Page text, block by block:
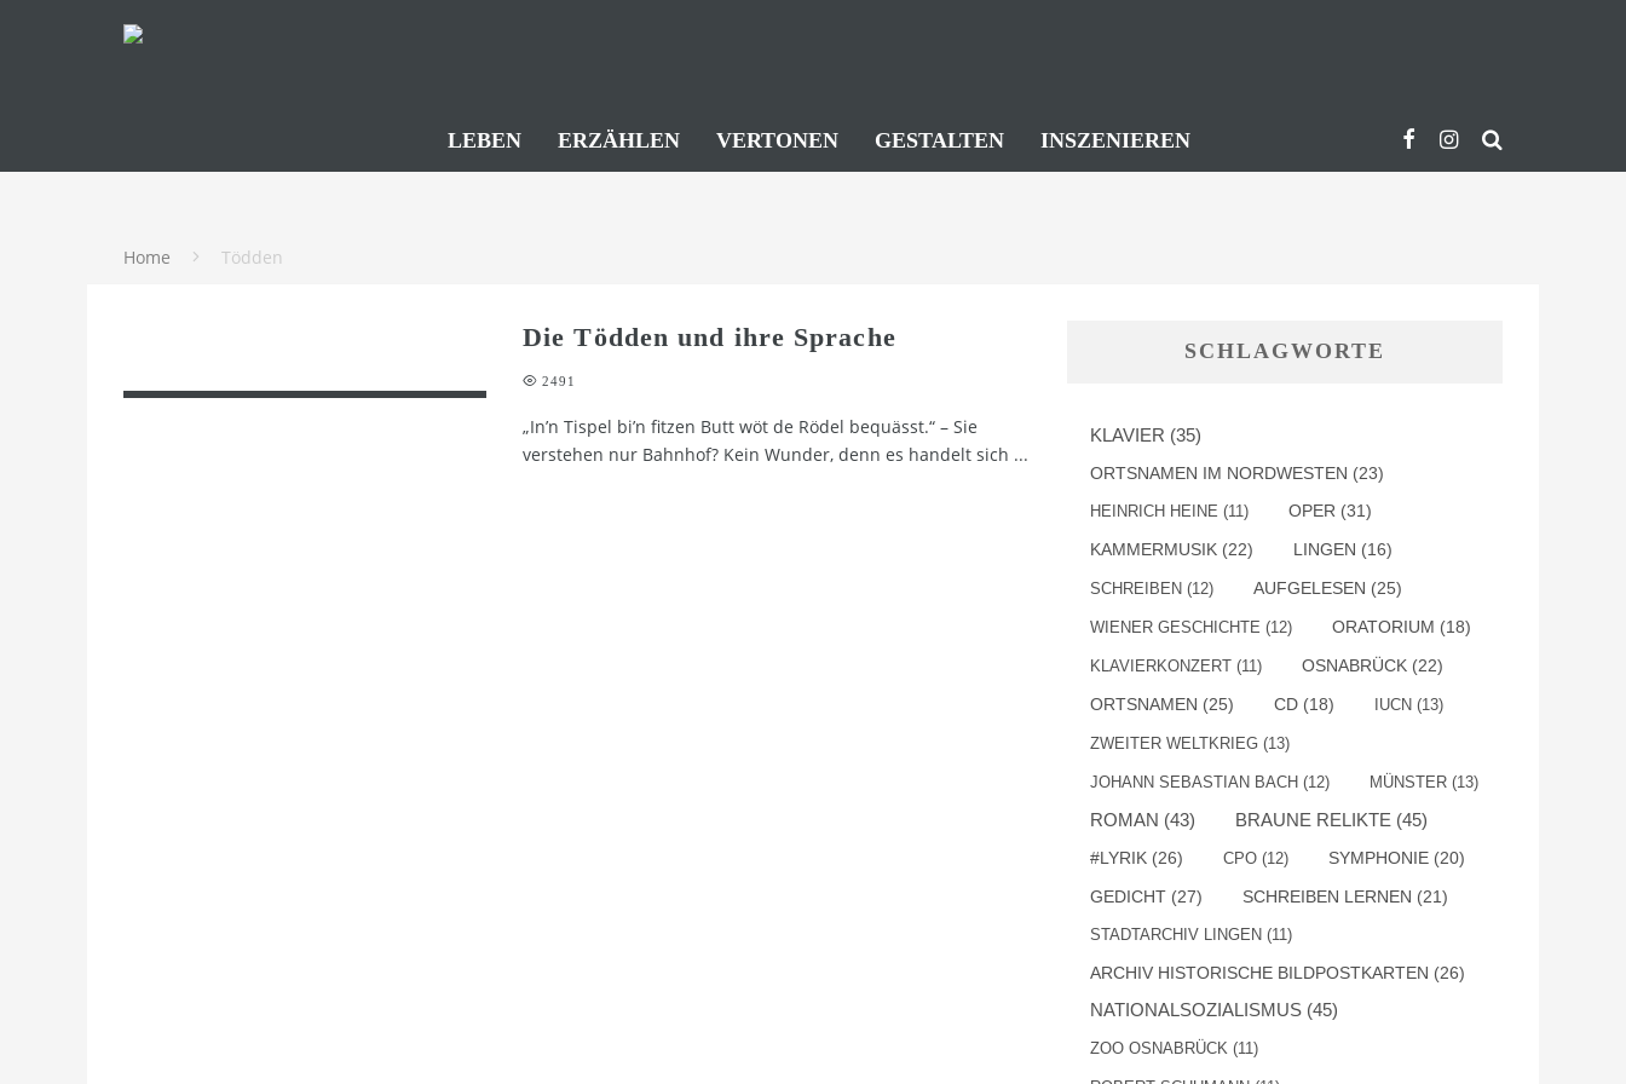
LEBEN ERZÄHLEN VERTONEN GESTALTEN INSZENIEREN
Home Tödden
Die Tödden und ihre Sprache
2491
„In’n Tispel bi’n fitzen Butt wöt de Rödel bequässt.“ – Sie
verstehen nur Bahnhof? Kein Wunder, denn es handelt sich ...
SCHLAGWORTE
KLAVIER (35)
ORTSNAMEN IM NORDWESTEN (23)
HEINRICH HEINE (11) OPER (31)
KAMMERMUSIK (22) LINGEN (16)
SCHREIBEN (12) AUFGELESEN (25)
WIENER GESCHICHTE (12) ORATORIUM (18)
KLAVIERKONZERT (11) OSNABRÜCK (22)
ORTSNAMEN (25) CD (18) IUCN (13)
ZWEITER WELTKRIEG (13)
JOHANN SEBASTIAN BACH (12) MÜNSTER (13)
ROMAN (43) BRAUNE RELIKTE (45)
#LYRIK (26) CPO (12) SYMPHONIE (20)
GEDICHT (27) SCHREIBEN LERNEN (21)
STADTARCHIV LINGEN (11)
ARCHIV HISTORISCHE BILDPOSTKARTEN (26)
NATIONALSOZIALISMUS (45)
ZOO OSNABRÜCK (11)